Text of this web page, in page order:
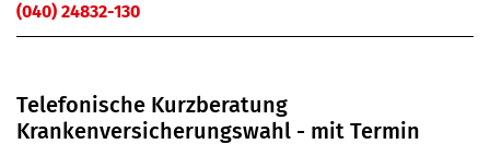
(040) 24832-130
Telefonische Kurzberatung
Krankenversicherungswahl - mit Termin